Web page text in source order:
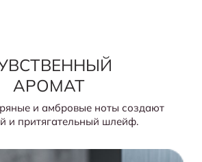
АРОМАТ
и амбровые ноты создают
и притягательный шлейф.